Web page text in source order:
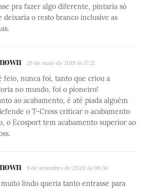
pra fazer algo diferente, pintaria só
deixaria o resto branco inclusive as
29 de maio de 2019 às 17:21
feio, nunca foi, tanto que criou a
no mundo, foi o pioneiro!
ao acabamento, é até piada alguém
o T-Cross criticar o acabamento
o Ecosport tem acabamento superior ao
9 de setembro de 2020 às 08:36
muito lindo queria tanto entrasse para